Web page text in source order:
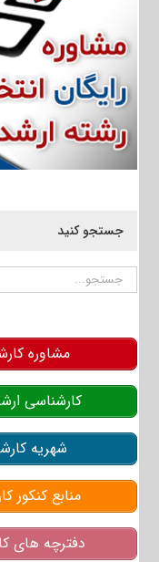
جستجو کنید
جستجو
مشاوره
کارشناسی
شهریه
منابع کنکور
دفترچه های